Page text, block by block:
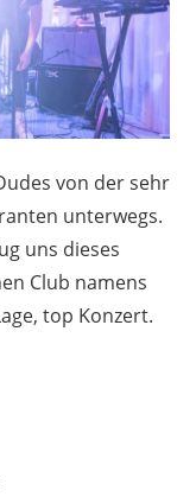
von der sehr
unterwegs.
uns dieses
Club namens
top Konzert.